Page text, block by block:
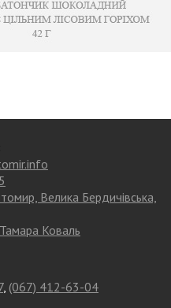
Велика Бердичівська,
Тамара Коваль
, (067) 412-63-04